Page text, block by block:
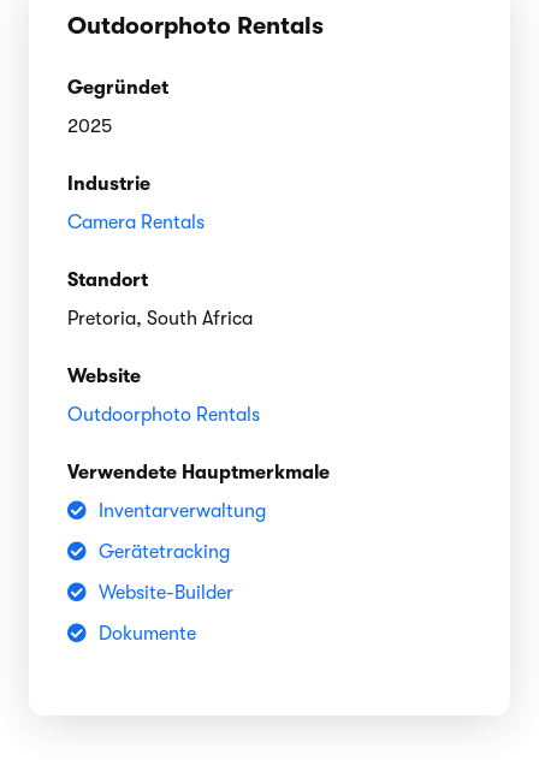
Outdoorphoto Rentals
Gegründet
2025
Industrie
Camera Rentals
Standort
Pretoria, South Africa
Website
Outdoorphoto Rentals
Verwendete Hauptmerkmale
Inventarverwaltung
Gerätetracking
Website-Builder
Dokumente